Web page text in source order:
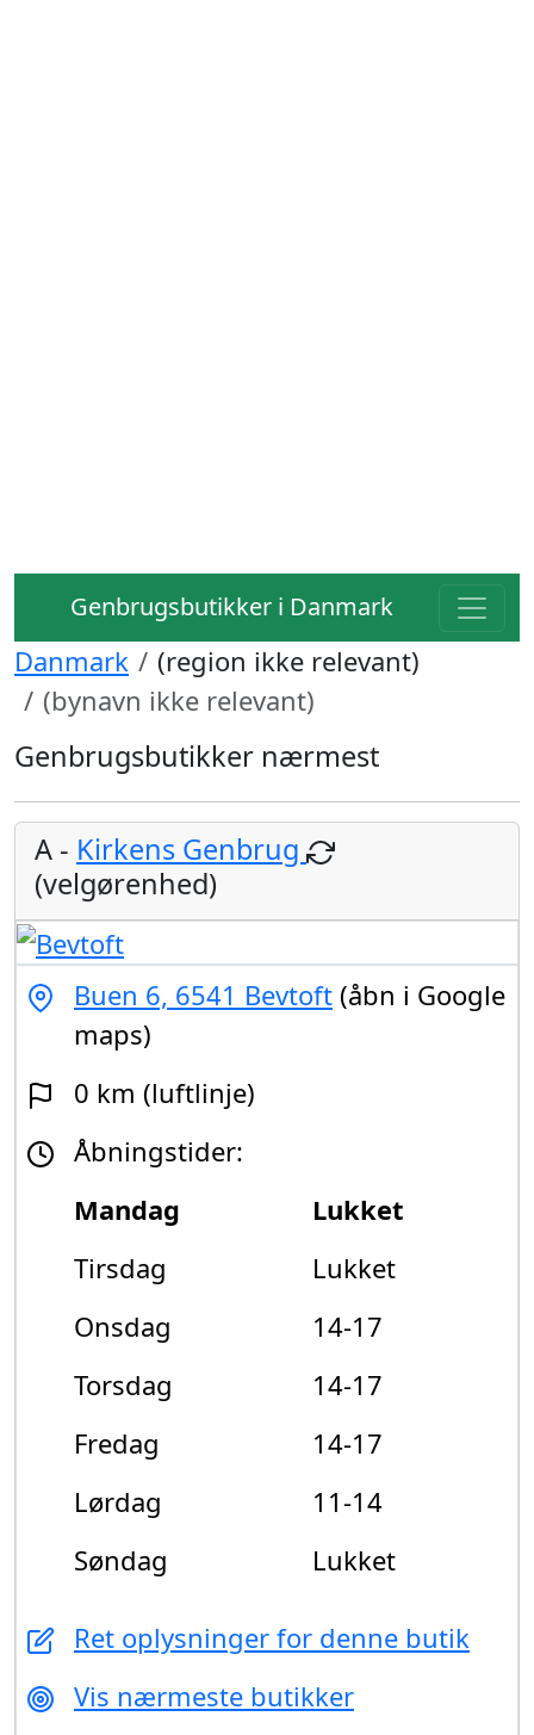
Genbrugsbutikker i Danmark
Danmark
(region ikke relevant)
(bynavn ikke relevant)
Genbrugsbutikker nærmest
A - Kirkens Genbrug
(velgørenhed)
Buen 6, 6541 Bevtoft (åbn i Google
maps)
0 km (luftlinje)
Åbningstider:
Mandag
Lukket
Tirsdag
Lukket
Onsdag
14-17
Torsdag
14-17
Fredag
14-17
Lørdag
11-14
Søndag
Lukket
Ret oplysninger for denne butik
Vis nærmeste butikker